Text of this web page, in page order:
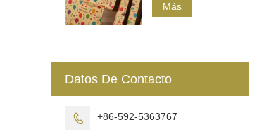
Más
Datos De Contacto
 +86-592-5363767